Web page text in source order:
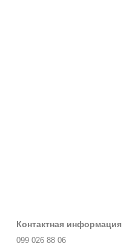
Контактная информация
099 026 88 06